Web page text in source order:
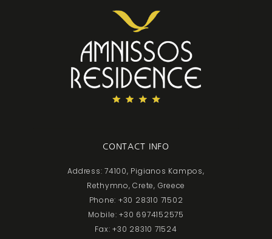
CONTACT INFO
Address: 74100, Pigianos Kampos,
Rethymno, Crete, Greece
Phone: +30 28310 71502
Mobile: +30 6974152575
Fax: +30 28310 71524